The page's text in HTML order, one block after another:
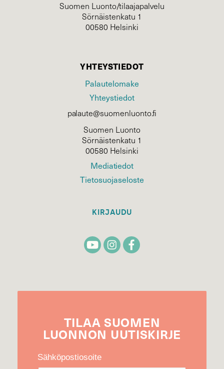
Suomen Luonto/tilaajapalvelu
Sörnäistenkatu 1
00580 Helsinki
YHTEYSTIEDOT
Palautelomake
Yhteystiedot
palaute@suomenluonto.fi
Suomen Luonto
Sörnäistenkatu 1
00580 Helsinki
Mediatiedot
Tietosuojaseloste
KIRJAUDU
TILAA SUOMEN
LUONNON UUTIS­KIRJE
Sähköpostiosoite